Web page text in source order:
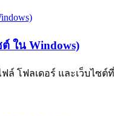
ใน Windows)
โฟลเดอร์ และเว็บไซต์